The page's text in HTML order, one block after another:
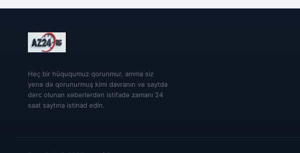
Heç bir hüququmuz qorunmur, amma siz
yenə də qorunurmuş kimi davranın və saytda
dərc olunan xəbərlərdən istifadə zamanı 24
saat saytına istinad edin.